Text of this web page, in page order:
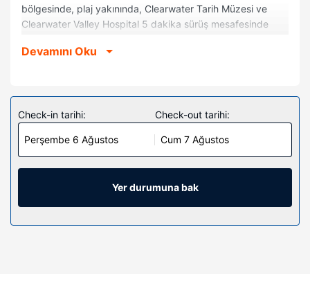
bölgesinde, plaj yakınında, Clearwater Tarih Müzesi ve
Clearwater Valley Hospital 5 dakika sürüş mesafesinde
Hospital & Clinics ile 1,2 mi (2 km) ve Dworshak Barajı ile
Misafirlerimizin konforu ve rahatı için 49 klimalı oda
mikrodalga fırın ve LCD televizyon bulunmaktadır.
Misafirlerimize ücretsiz kablolu ve kablosuz internet erişimi
sunulmaktadır. Misafirlerimizin iyi vakit geçirebilmesi için
kablolu TV kanalları mevcuttur. Özel banyoda ücretsiz
banyo/kozmetik ürünleri ve saç kurutma makinesi vardır.
Devamını Oku
Check-in tarihi:
Perşembe 6 Ağustos
Check-out tarihi:
Cum 7 Ağustos
Yer durumuna bak